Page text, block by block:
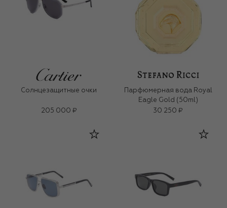
Солнцезащитные очки
205 000 ₽
Парфюмерная вода Royal
Eagle Gold (50ml)
30 250 ₽